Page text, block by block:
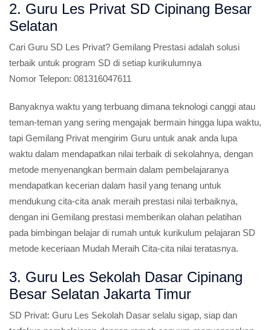
2. Guru Les Privat SD Cipinang Besar
Selatan
Cari Guru SD Les Privat? Gemilang Prestasi adalah solusi
terbaik untuk program SD di setiap kurikulumnya
Nomor Telepon: 081316047611
Banyaknya waktu yang terbuang dimana teknologi canggi atau
teman-teman yang sering mengajak bermain hingga lupa waktu,
tapi Gemilang Privat mengirim Guru untuk anak anda lupa
waktu dalam mendapatkan nilai terbaik di sekolahnya, dengan
metode menyenangkan bermain dalam pembelajaranya
mendapatkan kecerian dalam hasil yang tenang untuk
mendukung cita-cita anak meraih prestasi nilai terbaiknya,
dengan ini Gemilang prestasi memberikan olahan pelatihan
pada bimbingan belajar di rumah untuk kurikulum pelajaran SD
metode keceriaan Mudah Meraih Cita-cita nilai teratasnya.
3. Guru Les Sekolah Dasar Cipinang
Besar Selatan Jakarta Timur
SD Privat: Guru Les Sekolah Dasar selalu sigap, siap dan